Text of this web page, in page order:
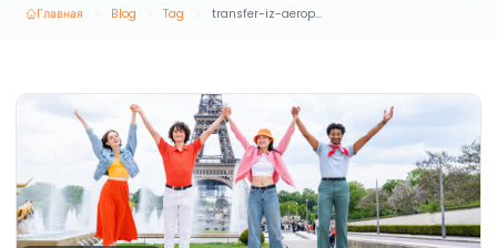
Главная Blog Tag transfer-iz-aeroporta-i-castnyi-transport